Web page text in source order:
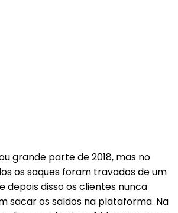
grande parte de 2018, mas no
os saques foram travados de um
depois disso os clientes nunca
sacar os saldos na plataforma. Na